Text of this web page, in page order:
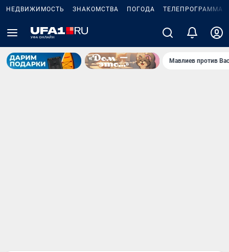
НЕДВИЖИМОСТЬ ЗНАКОМСТВА ПОГОДА ТЕЛЕПРОГРАММА
Мавлиев против